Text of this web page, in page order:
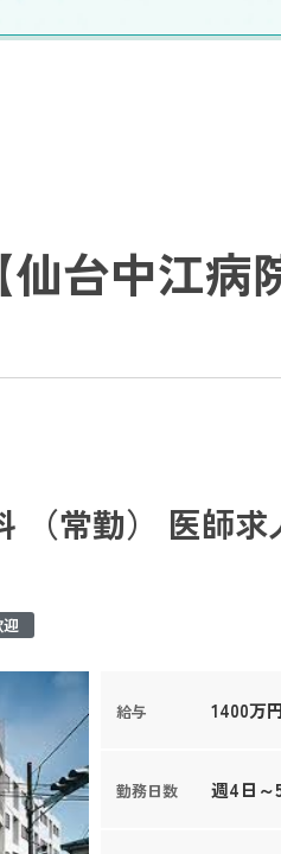
【仙台中江病
（常勤） 医師
給与 1400万
勤務日数 週4日～